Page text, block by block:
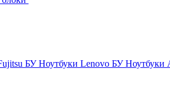
БУНоутбуки Lenovo БУНоутбуки